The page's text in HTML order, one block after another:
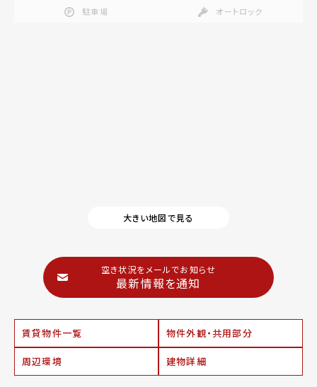
駐車場
オートロック
大きい地図で見る
空き状況をメールでお知らせ
最新情報を通知
賃貸物件一覧 物件外観・共用部分
周辺環境 建物詳細